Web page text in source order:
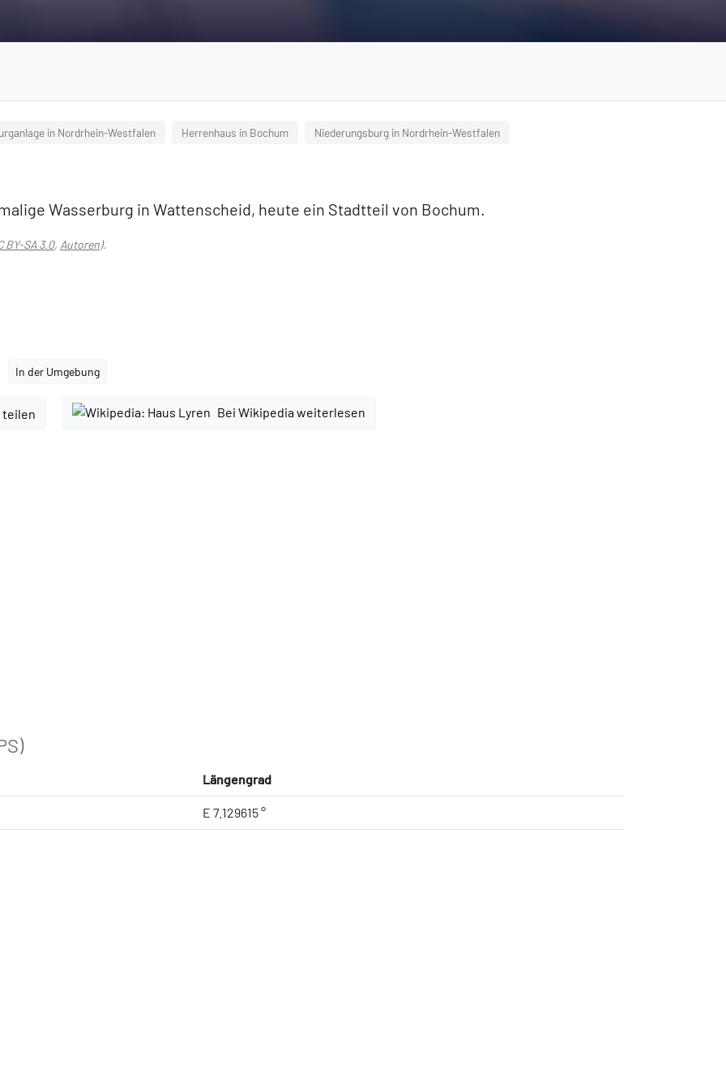
in Nordrhein-Westfalen Herrenhaus in Bochum Niederungsburg in Nordrhein-Westfalen
Wasserburg in Wattenscheid, heute ein Stadtteil von Bochum.
BY-SA 3.0, Autoren).
In der Umgebung
teilen Bei Wikipedia weiterlesen
Längengrad
E 7.129615 °